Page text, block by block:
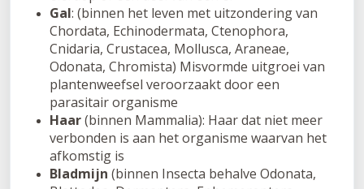
Gal: (binnen het leven met uitzondering van
Chordata, Echinodermata, Ctenophora,
Cnidaria, Crustacea, Mollusca, Araneae,
Odonata, Chromista) Misvormde uitgroei van
plantenweefsel veroorzaakt door een
parasitair organisme
Haar(binnen Mammalia): Haar dat niet meer
verbonden is aan het organisme waarvan het
afkomstig is
Bladmijn (binnen Insecta behalve Odonata,